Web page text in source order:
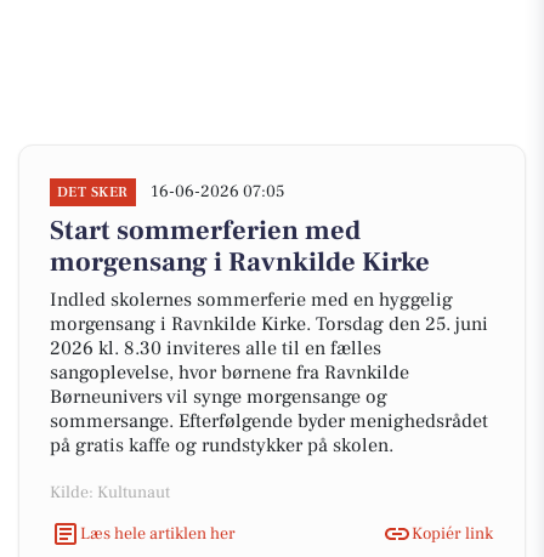
DET SKER 16-06-2026 07:05
Start sommerferien med
morgensang i Ravnkilde Kirke
Indled skolernes sommerferie med en hyggelig
morgensang i Ravnkilde Kirke. Torsdag den 25. juni
2026 kl. 8.30 inviteres alle til en fælles
sangoplevelse, hvor børnene fra Ravnkilde
Børneunivers vil synge morgensange og
sommersange. Efterfølgende byder menighedsrådet
på gratis kaffe og rundstykker på skolen.
Kilde: Kultunaut
Læs hele artiklen her
Kopiér link